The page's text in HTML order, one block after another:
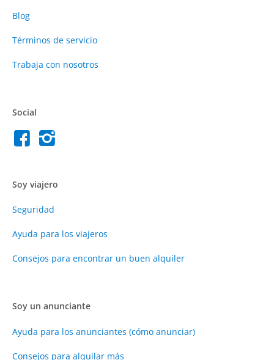
Blog
Términos de servicio
Trabaja con nosotros
Social
Soy viajero
Seguridad
Ayuda para los viajeros
Consejos para encontrar un buen alquiler
Soy un anunciante
Ayuda para los anunciantes (cómo anunciar)
Consejos para alquilar más